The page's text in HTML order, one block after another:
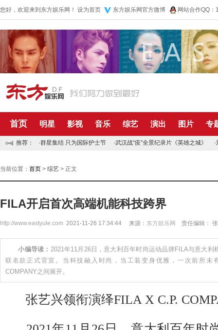
您好，欢迎来到东方娱乐网！ 设为首页 东方娱乐网官方微博 网站合作QQ
首页 明星 影视 音乐 综艺 演出 图片 专
推荐： ·群星集结 只为国际护士节 ·武汉战“疫”全景纪录片《英雄之城》 ·
当前位置： 首页 > 综艺 > 正文
FILA开启首次高端机能科技跨界
http://www.eastyule.com 2021-11-26 17:34:44 来源： 东方娱乐网 责任编辑：
小编导读： 2021年11月26日，意大利百年时尚运动品牌FILA与意大利
联名款正式官宣。当科技融入时尚，当工装变身优雅，一次前所未
COMPANY之间展开。
张艺兴领衔演绎FILA X C.P.